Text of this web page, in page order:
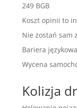
249 BGB
Koszt opinii to
Nie zostań sam
Bariera
Wycena
Kolizja